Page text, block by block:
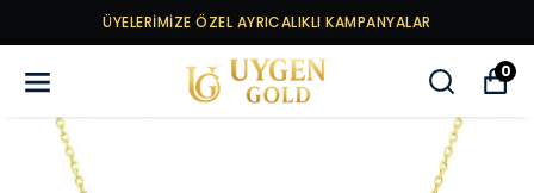
ÜYELERİMİZE ÖZEL AYRICALIKLI KAMPANYALAR
0